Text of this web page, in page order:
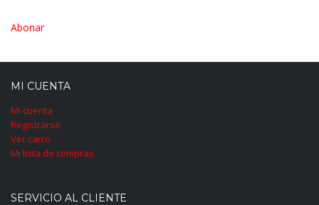
Abonar
MI CUENTA
Mi cuenta
Registrarse
Ver carro
Mi lista de compras
SERVICIO AL CLIENTE